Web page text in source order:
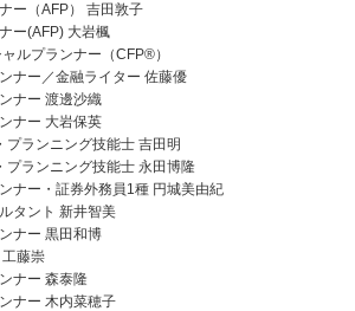
ー（AFP） 吉田敦子
ー(AFP) 大岩楓
ルプランナー（CFP®）
ナー／金融ライター 佐藤優
ナー 渡邊沙織
ナー 大岩保英
プランニング技能士 吉田明
プランニング技能士 永田博隆
ナー・証券外務員1種 円城美由紀
タント 新井智美
ナー 黒田和博
藤崇
ナー 森泰隆
ナー 木内菜穂子